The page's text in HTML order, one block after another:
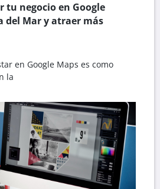
tu negocio en Google
del Mar y atraer más
en Google Maps es como
la